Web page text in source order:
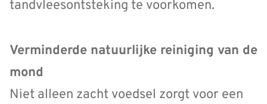
tandvleesontsteking te voorkomen.
Verminderde natuurlijke reiniging van de
mond
Niet alleen zacht voedsel zorgt voor een